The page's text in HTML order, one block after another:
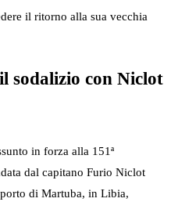
il ritorno alla sua vecchia
sodalizio con Niclot
in forza alla 151ª
dal capitano Furio Niclot
di Martuba, in Libia,